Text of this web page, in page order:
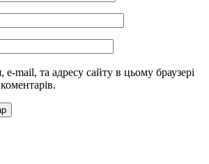
e-mail, та адресу сайту в цьому браузері